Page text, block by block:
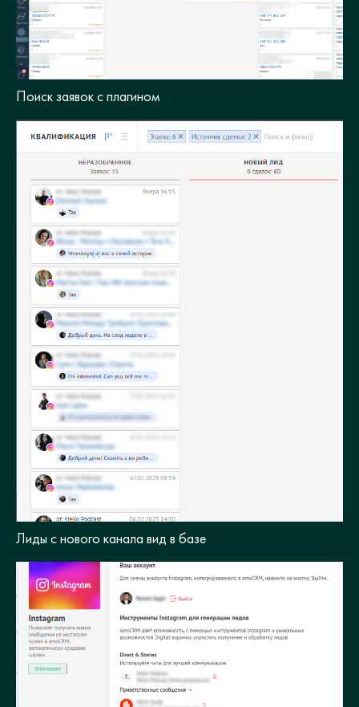
Поиск заявок с плагином
Лиды с нового канала вид в базе